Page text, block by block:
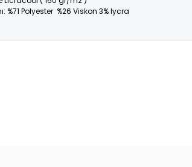
%71 Polyester %26 Viskon 3% lycra